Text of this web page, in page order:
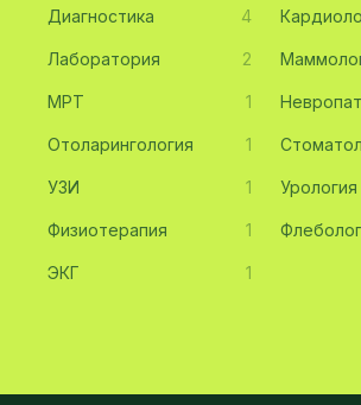
Диагностика 4
Лаборатория 2
МРТ 1
Отоларингология 1
УЗИ 1 Урология
Физиотерапия 1
ЭКГ 1